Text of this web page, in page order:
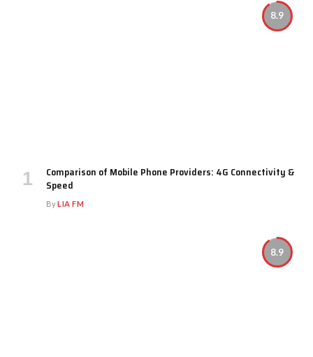
8.9
Comparison of Mobile Phone Providers: 4G Connectivity &
Speed
ByLIA FM
8.9